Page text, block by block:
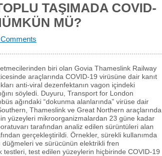
TAŞIMADA COVID-
MÜ?
biri olan Govia Thameslink Railway
araçlarında COVID-19 virüsüne dair kanıt
anti-viral dezenfektanın vagon içindeki
söyledi. Duyuru, Transport for London
ağındaki “dokunma alanlarında” virüse dair
Thameslink ve Great Northern araçlarında
yüzeyleri mikroorganizmalardan 23 güne kadar
tarafından analiz edilen sürüntüleri alan
gerçekleştirildi. Örnekler, sürekli kullanımda
düğmeleri ve sürücünün elektrikli fren
testleri, test edilen yüzeylerin hiçbirinde COVID-19